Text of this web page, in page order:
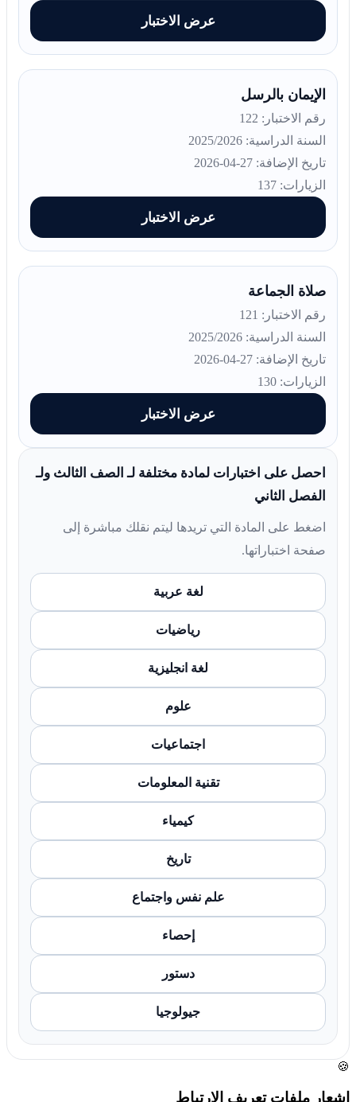
عرض الاختبار
الإيمان بالرسل
رقم الاختبار: 122
السنة الدراسية: 2025/2026
تاريخ الإضافة: 27-04-2026
الزيارات: 137
عرض الاختبار
صلاة الجماعة
رقم الاختبار: 121
السنة الدراسية: 2025/2026
تاريخ الإضافة: 27-04-2026
الزيارات: 130
عرض الاختبار
احصل على اختبارات لمادة مختلفة لـ الصف الثالث ولـ
الفصل الثاني
اضغط على المادة التي تريدها ليتم نقلك مباشرة إلى
صفحة اختباراتها.
لغة عربية
رياضيات
لغة انجليزية
علوم
اجتماعيات
تقنية المعلومات
كيمياء
تاريخ
علم نفس واجتماع
إحصاء
دستور
جيولوجيا
🍪
إشعار ملفات تعريف الارتباط